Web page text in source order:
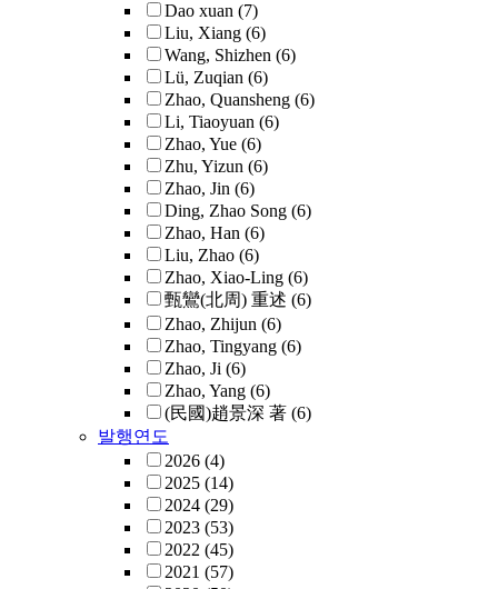
Dao xuan (7)
Liu, Xiang (6)
Wang, Shizhen (6)
Lü, Zuqian (6)
Zhao, Quansheng (6)
Li, Tiaoyuan (6)
Zhao, Yue (6)
Zhu, Yizun (6)
Zhao, Jin (6)
Ding, Zhao Song (6)
Zhao, Han (6)
Liu, Zhao (6)
Zhao, Xiao-Ling (6)
甄鸞(北周) 重述 (6)
Zhao, Zhijun (6)
Zhao, Tingyang (6)
Zhao, Ji (6)
Zhao, Yang (6)
(民國)趙景深 著 (6)
발행연도
2026 (4)
2025 (14)
2024 (29)
2023 (53)
2022 (45)
2021 (57)